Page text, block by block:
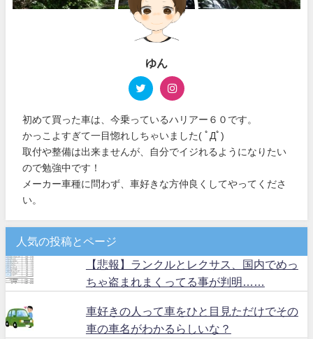
ゆん
初めて買った車は、今乗っているハリアー６０です。
かっこよすぎて一目惚れしちゃいました( ﾟДﾟ)
取付や整備は出来ませんが、自分でイジれるようになりたい
ので勉強中です！
メーカー車種に問わず、車好きな方仲良くしてやってくださ
い。
人気の投稿とページ
【悲報】ランクルとレクサス、国内でめっ
ちゃ盗まれまくってる事が判明……
車好きの人って車をひと目見ただけでその
車の車名がわかるらしいな？